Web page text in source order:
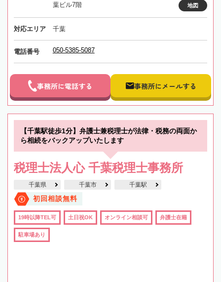
葉ビル7階 地図
対応エリア 千葉
電話番号 050-5385-5087
事務所に電話する 事務所にメールする
【千葉駅徒歩1分】弁護士兼税理士が法律・税務の両面か
ら相続をバックアップいたします
税理士法人心 千葉税理士事務所
千葉県 千葉市 千葉駅
初回相談無料
19時以降TEL可 土日祝OK オンライン相談可 弁護士在籍
駐車場あり